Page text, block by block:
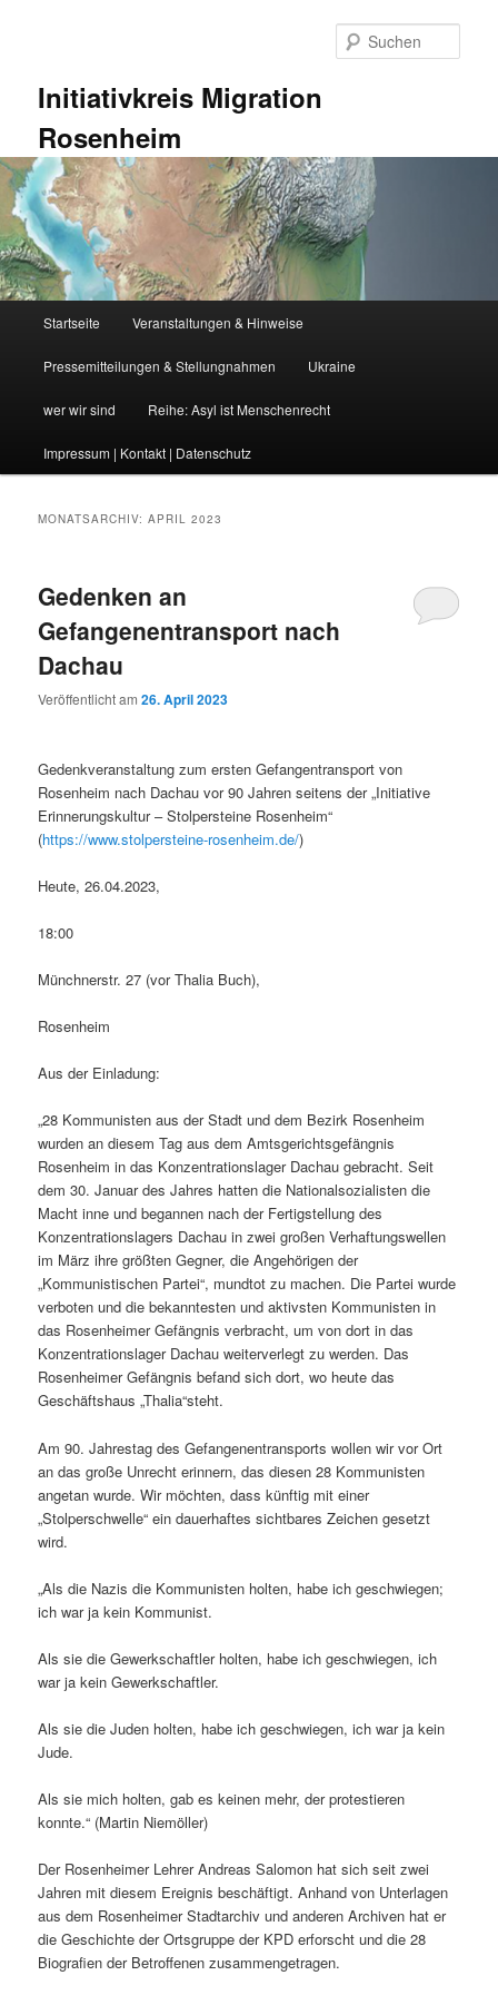
Initiativkreis Migration
Rosenheim
Startseite Veranstaltungen & Hinweise
Pressemitteilungen & Stellungnahmen Ukraine
wer wir sind Reihe: Asyl ist Menschenrecht
Impressum | Kontakt | Datenschutz
MONATSARCHIV:APRIL 2023
Gedenken an
Gefangenentransport nach
Dachau
Veröffentlicht am26. April 2023
Gedenkveranstaltung zum ersten Gefangentransport von
Rosenheim nach Dachau vor 90 Jahren seitens der „Initiative
Erinnerungskultur – Stolpersteine Rosenheim“
(https://www.stolpersteine-rosenheim.de/)
Heute, 26.04.2023,
18:00
Münchnerstr. 27 (vor Thalia Buch),
Rosenheim
Aus der Einladung:
„28 Kommunisten aus der Stadt und dem Bezirk Rosenheim
wurden an diesem Tag aus dem Amtsgerichtsgefängnis
Rosenheim in das Konzentrationslager Dachau gebracht. Seit
dem 30. Januar des Jahres hatten die Nationalsozialisten die
Macht inne und begannen nach der Fertigstellung des
Konzentrationslagers Dachau in zwei großen Verhaftungswellen
im März ihre größten Gegner, die Angehörigen der
„Kommunistischen Partei“, mundtot zu machen. Die Partei wurde
verboten und die bekanntesten und aktivsten Kommunisten in
das Rosenheimer Gefängnis verbracht, um von dort in das
Konzentrationslager Dachau weiterverlegt zu werden. Das
Rosenheimer Gefängnis befand sich dort, wo heute das
Geschäftshaus „Thalia“steht.
Am 90. Jahrestag des Gefangenentransports wollen wir vor Ort
an das große Unrecht erinnern, das diesen 28 Kommunisten
angetan wurde. Wir möchten, dass künftig mit einer
„Stolperschwelle“ ein dauerhaftes sichtbares Zeichen gesetzt
wird.
„Als die Nazis die Kommunisten holten, habe ich geschwiegen;
ich war ja kein Kommunist.
Als sie die Gewerkschaftler holten, habe ich geschwiegen, ich
war ja kein Gewerkschaftler.
Als sie die Juden holten, habe ich geschwiegen, ich war ja kein
Jude.
Als sie mich holten, gab es keinen mehr, der protestieren
konnte.“ (Martin Niemöller)
Der Rosenheimer Lehrer Andreas Salomon hat sich seit zwei
Jahren mit diesem Ereignis beschäftigt. Anhand von Unterlagen
aus dem Rosenheimer Stadtarchiv und anderen Archiven hat er
die Geschichte der Ortsgruppe der KPD erforscht und die 28
Biografien der Betroffenen zusammengetragen.